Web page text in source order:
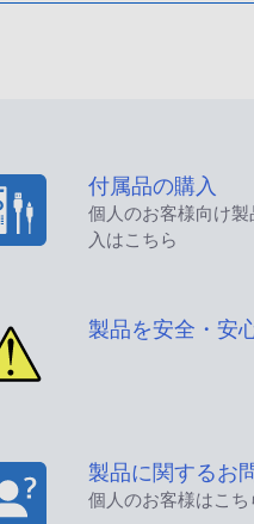
付属品の購入
個人のお客様向け
入はこちら
製品を安全・安
製品に関するお
個人のお客様はこち